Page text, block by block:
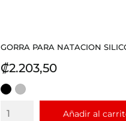
GORRA PARA NATACION
Precio
₡2.203,50
NEGROPLATEADO
Añadir al